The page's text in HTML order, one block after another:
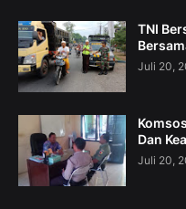
TNI
Juli 20,
Dan
Juli 20,